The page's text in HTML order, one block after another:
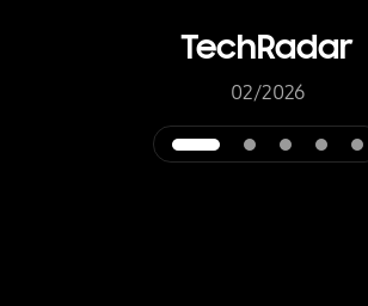
TechRadar
02/2026